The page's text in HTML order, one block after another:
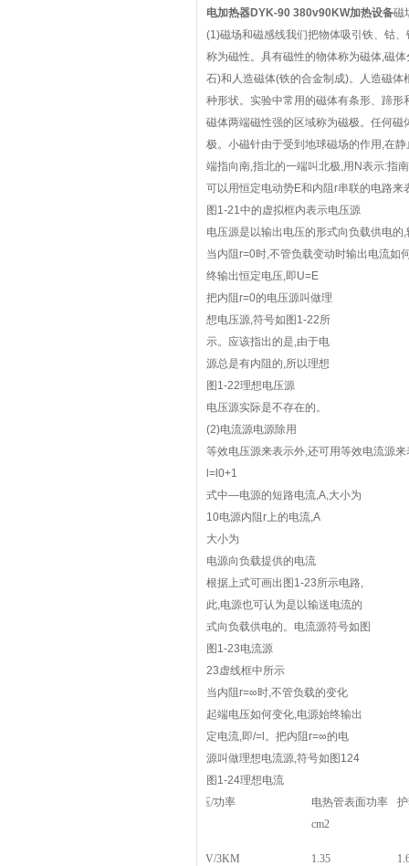
电加热器DYK-90 380v90KW加热设备磁
(1)磁场和磁感线我们把物体吸引铁、钴
称为磁性。具有磁性的物体称为磁体,磁
石)和人造磁体(铁的合金制成)。人造磁体
种形状。实验中常用的磁体有条形、蹄形
磁体两端磁性强的区域称为磁极。任何磁
极。小磁针由于受到地球磁场的作用,在
端指向南,指北的一端叫北极,用N表示:指
可以用恒定电动势E和内阻r串联的电路来
图1-21中的虚拟框内表示电压源
电压源是以输出电压的形式向负载供电的
当内阻r=0时,不管负载变动时输出电流如
终输出恒定电压,即U=E
把内阻r=0的电压源叫做理
想电压源,符号如图1-22所
示。应该指出的是,由于电
源总是有内阻的,所以理想
图1-22理想电压源
电压源实际是不存在的。
(2)电流源电源除用
等效电压源来表示外,还可用等效电流源来
l=l0+1
式中—电源的短路电流,A,大小为
10电源内阻r上的电流,A
大小为
电源向负载提供的电流
根据上式可画出图1-23所示电路,
此,电源也可认为是以输送电流的
式向负载供电的。电流源符号如图
图1-23电流源
23虚线框中所示
当内阻r=∞时,不管负载的变化
起端电压如何变化,电源始终输出
定电流,即/=l。把内阻r=∞的电
源叫做理想电流源,符号如图124
图1-24理想电流
电压/功率
电热管表面功率
cm2
380V/3KM 1.35